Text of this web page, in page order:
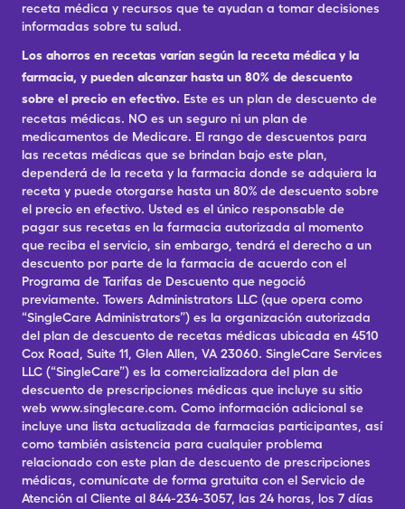
receta médica y recursos que te ayudan a tomar decisiones
informadas sobre tu salud.
Los ahorros en recetas varían según la receta médica y la
farmacia, y pueden alcanzar hasta un 80% de descuento
sobre el precio en efectivo. Este es un plan de descuento de
recetas médicas. NO es un seguro ni un plan de
medicamentos de Medicare. El rango de descuentos para
las recetas médicas que se brindan bajo este plan,
dependerá de la receta y la farmacia donde se adquiera la
receta y puede otorgarse hasta un 80% de descuento sobre
el precio en efectivo. Usted es el único responsable de
pagar sus recetas en la farmacia autorizada al momento
que reciba el servicio, sin embargo, tendrá el derecho a un
descuento por parte de la farmacia de acuerdo con el
Programa de Tarifas de Descuento que negoció
previamente. Towers Administrators LLC (que opera como
“SingleCare Administrators”) es la organización autorizada
del plan de descuento de recetas médicas ubicada en 4510
Cox Road, Suite 11, Glen Allen, VA 23060. SingleCare Services
LLC (“SingleCare”) es la comercializadora del plan de
descuento de prescripciones médicas que incluye su sitio
web www.singlecare.com. Como información adicional se
incluye una lista actualizada de farmacias participantes, así
como también asistencia para cualquier problema
relacionado con este plan de descuento de prescripciones
médicas, comunícate de forma gratuita con el Servicio de
Atención al Cliente al 844-234-3057, las 24 horas, los 7 días